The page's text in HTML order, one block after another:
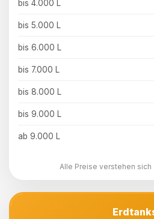
bis 4.000 L
bis 5.000 L
bis 6.000 L
bis 7.000 L
bis 8.000 L
bis 9.000 L
ab 9.000 L
Alle Preise verstehen sich